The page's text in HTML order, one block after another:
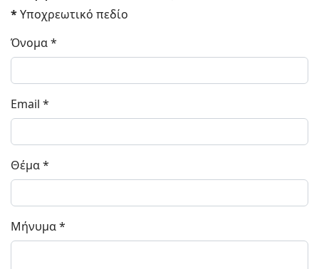
*Υποχρεωτικό πεδίο
Όνομα*
Email *
Θέμα*
Μήνυμα*